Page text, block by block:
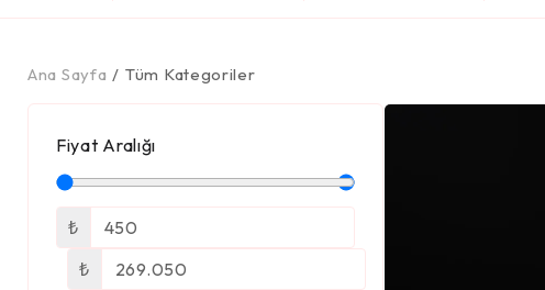
Ana Sayfa / Tüm Kategoriler
Fiyat Aralığı
₺
₺